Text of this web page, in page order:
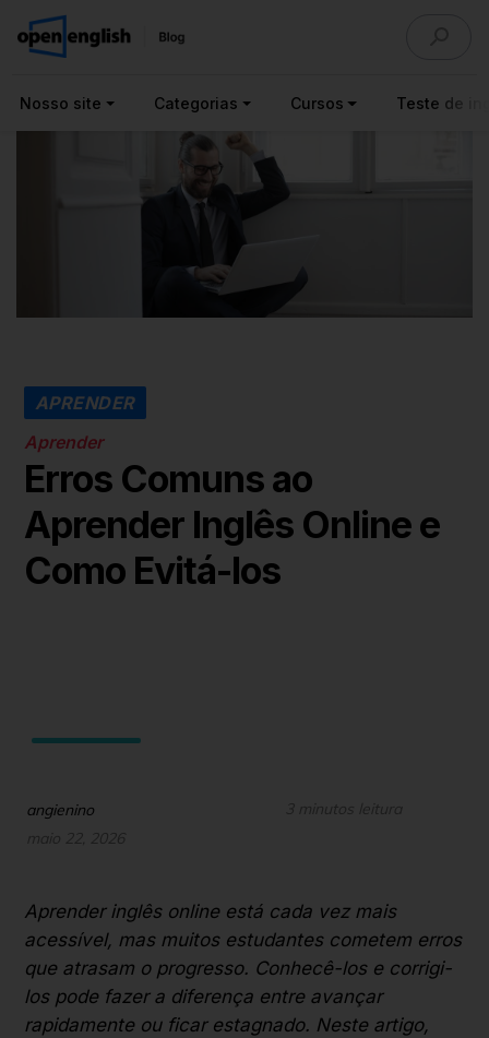
Nosso site Categorias Cursos Teste de
APRENDER
Aprender
Erros Comuns ao
Aprender Inglês Online e
Como Evitá-los
angienino
maio 22, 2026
3 minutos leitura
Aprender inglês online está cada vez mais
acessível, mas muitos estudantes cometem erros
que atrasam o progresso. Conhecê-los e corrigi-
los pode fazer a diferença entre avançar
rapidamente ou ficar estagnado. Neste artigo,